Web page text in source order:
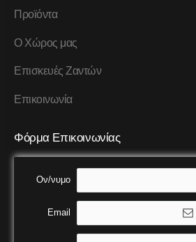
Προϊόντα
Ο Χώρος μας
Επισκευές Ζαντών
Επικοινωνία
Φόρμα Επικοινωνίας
Ον/νυμο
Email